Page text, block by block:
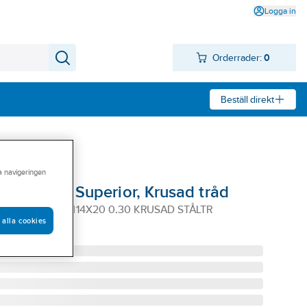
Logga in
Orderrader: 0
Beställ direkt
Osborn Superior, Krusad tråd
D100/M14X20 0.30 KRUSAD STÅLTR
navigeringen
alla cookies